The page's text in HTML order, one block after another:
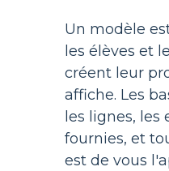
Un modèle
les élèves et
créent leur
affiche. Les
les lignes, les
fournies, et
est de vous